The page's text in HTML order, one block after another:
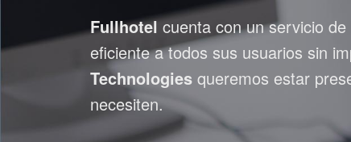
Fullhotelcuenta con un servicio
eficiente a todos sus usuarios sin
Technologies queremos estar
necesiten.